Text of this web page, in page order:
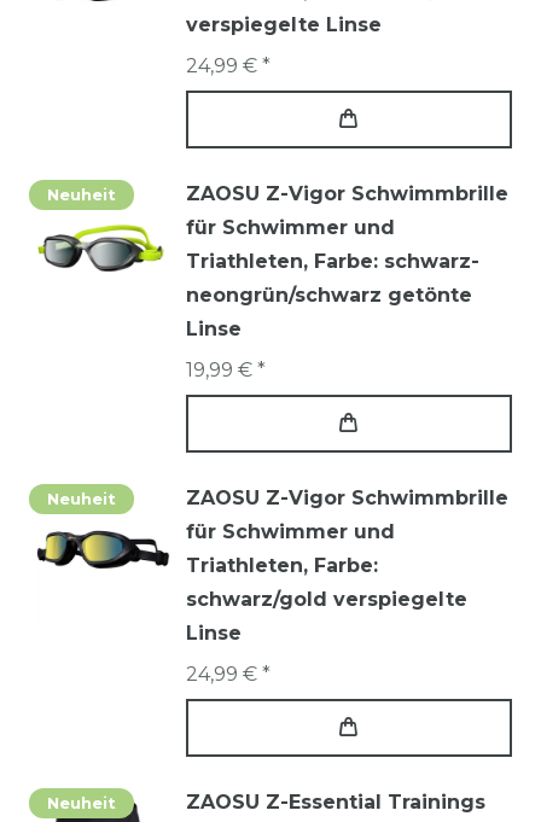
verspiegelte Linse
24,99 € *
Neuheit
ZAOSU Z-Vigor Schwimmbrille
für Schwimmer und
Triathleten, Farbe: schwarz-
neongrün/schwarz getönte
Linse
19,99 € *
Neuheit
ZAOSU Z-Vigor Schwimmbrille
für Schwimmer und
Triathleten, Farbe:
schwarz/gold verspiegelte
Linse
24,99 € *
Neuheit
ZAOSU Z-Essential Trainings